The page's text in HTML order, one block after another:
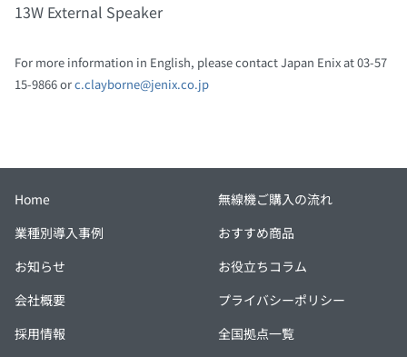
13W External Speaker
For more information in English, please contact Japan Enix at 03-57
15-9866 orc.clayborne@jenix.co.jp
Home
無線機ご購入の流れ
業種別導入事例
おすすめ商品
お知らせ
お役立ちコラム
会社概要
プライバシーポリシー
採用情報
全国拠点一覧